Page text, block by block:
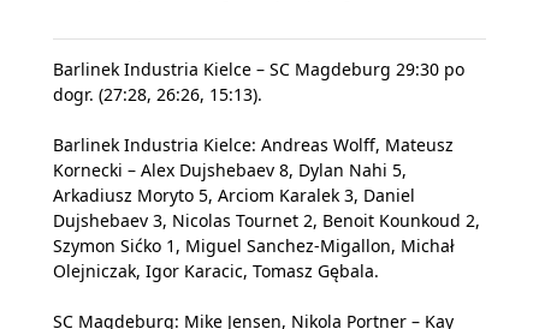
Barlinek Industria Kielce – SC Magdeburg 29:30 po
dogr. (27:28, 26:26, 15:13).
Barlinek Industria Kielce: Andreas Wolff, Mateusz
Kornecki – Alex Dujshebaev 8, Dylan Nahi 5,
Arkadiusz Moryto 5, Arciom Karalek 3, Daniel
Dujshebaev 3, Nicolas Tournet 2, Benoit Kounkoud 2,
Szymon Sićko 1, Miguel Sanchez-Migallon, Michał
Olejniczak, Igor Karacic, Tomasz Gębala.
SC Magdeburg: Mike Jensen, Nikola Portner – Kay